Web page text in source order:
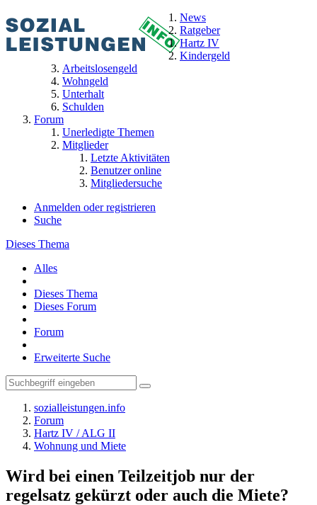
News
Ratgeber
Hartz IV
Kindergeld
Arbeitslosengeld
Wohngeld
Unterhalt
Schulden
Forum
Unerledigte Themen
Mitglieder
Letzte Aktivitäten
Benutzer online
Mitgliedersuche
Anmelden oder registrieren
Suche
Dieses Thema
Alles
Dieses Thema
Dieses Forum
Forum
Erweiterte Suche
sozialleistungen.info
Forum
Hartz IV / ALG II
Wohnung und Miete
Wird bei einen Teilzeitjob nur der
regelsatz gekürzt oder auch die Miete?